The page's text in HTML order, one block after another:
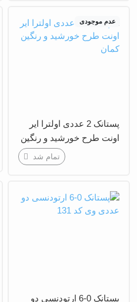
عدم موجودی
پستانک 2 عددی اولترا ایر
اونت طرح خورشید و رنگین
تمام شد
پستانک 0-6 ارتودنسی دو